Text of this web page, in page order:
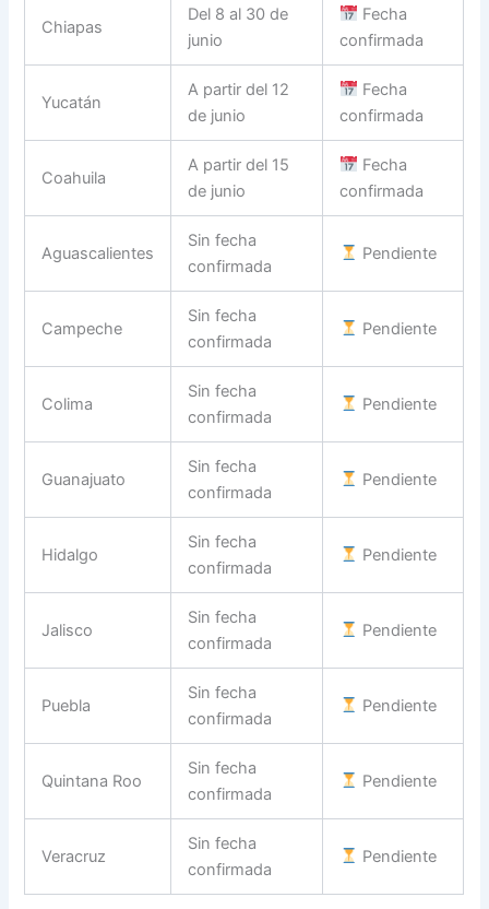
Chiapas
Del 8 al 30 de
junio
Fecha
confirmada
Yucatán
A partir del 12
de junio
Fecha
confirmada
Coahuila
A partir del 15
de junio
Fecha
confirmada
Aguascalientes
Sin fecha
confirmada
Pendiente
Campeche
Sin fecha
confirmada
Pendiente
Colima
Sin fecha
confirmada
Pendiente
Guanajuato
Sin fecha
confirmada
Pendiente
Hidalgo
Sin fecha
confirmada
Pendiente
Jalisco
Sin fecha
confirmada
Pendiente
Puebla
Sin fecha
confirmada
Pendiente
Quintana Roo
Sin fecha
confirmada
Pendiente
Veracruz
Sin fecha
confirmada
Pendiente